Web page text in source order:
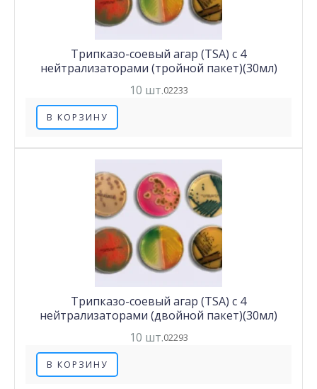
Трипказо-соевый агар (TSA) с 4
нейтрализаторами (тройной пакет)(30мл)
10 шт.02233
В КОРЗИНУ
Трипказо-соевый агар (TSA) с 4
нейтрализаторами (двойной пакет)(30мл)
10 шт.02293
В КОРЗИНУ